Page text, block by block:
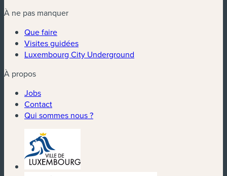
À ne pas manquer
Que faire
Visites guidées
Luxembourg City Underground
À propos
Jobs
Contact
Qui sommes nous ?